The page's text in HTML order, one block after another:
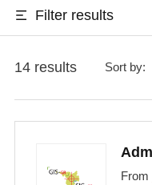
Filter results
14 results Sort by:
From